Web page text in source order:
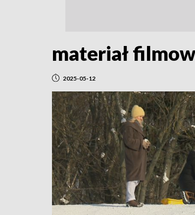
materiał
2025-05-12